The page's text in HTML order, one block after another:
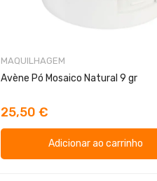
MAQUILHAGEM
Avène Pó Mosaico Natural 9 gr
25,50 €
Adicionar ao carrinho